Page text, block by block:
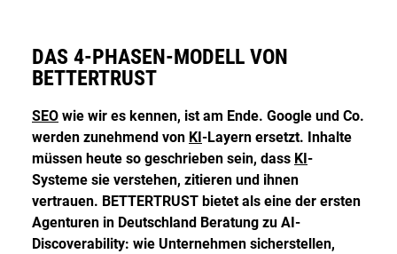
DAS 4-PHASEN-MODELL VON
BETTERTRUST
SEO wie wir es kennen, ist am Ende. Google und Co.
werden zunehmend von KI -Layern ersetzt. Inhalte
müssen heute so geschrieben sein, dass KI -
Systeme sie verstehen, zitieren und ihnen
vertrauen. BETTERTRUST bietet als eine der ersten
Agenturen in Deutschland Beratung zu AI-
Discoverability: wie Unternehmen sicherstellen,